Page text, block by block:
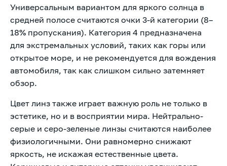
Универсальным вариантом для яркого солнца в
средней полосе считаются очки 3-й категории (8–
18% пропускания). Категория 4 предназначена
для экстремальных условий, таких как горы или
открытое море, и не рекомендуется для вождения
автомобиля, так как слишком сильно затемняет
обзор.
Цвет линз также играет важную роль не только в
эстетике, но и в восприятии мира. Нейтрально-
серые и серо-зеленые линзы считаются наиболее
физиологичными. Они равномерно снижают
яркость, не искажая естественные цвета.